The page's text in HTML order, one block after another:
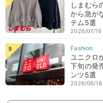
しまむら
から急が
テム5選
2026/07/16
ユニクロ
下旬の発
ンツ5選
2026/06/18